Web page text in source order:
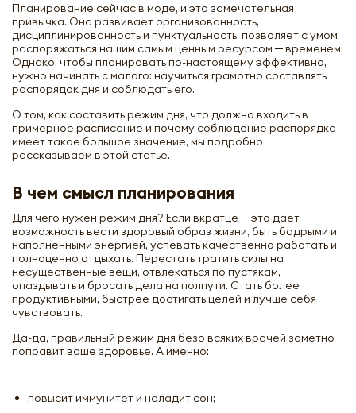
Планирование сейчас в моде, и это замечательная
привычка. Она развивает организованность,
дисциплинированность и пунктуальность, позволяет с умом
распоряжаться нашим самым ценным ресурсом ─ временем.
Однако, чтобы планировать по-настоящему эффективно,
нужно начинать с малого: научиться грамотно составлять
распорядок дня и соблюдать его.
О том, как составить режим дня, что должно входить в
примерное расписание и почему соблюдение распорядка
имеет такое большое значение, мы подробно
рассказываем в этой статье.
В чем смысл планирования
Для чего нужен режим дня? Если вкратце ─ это дает
возможность вести здоровый образ жизни, быть бодрыми и
наполненными энергией, успевать качественно работать и
полноценно отдыхать. Перестать тратить силы на
несущественные вещи, отвлекаться по пустякам,
опаздывать и бросать дела на полпути. Стать более
продуктивными, быстрее достигать целей и лучше себя
чувствовать.
Да-да, правильный режим дня безо всяких врачей заметно
поправит ваше здоровье. А именно:
повысит иммунитет и наладит сон;